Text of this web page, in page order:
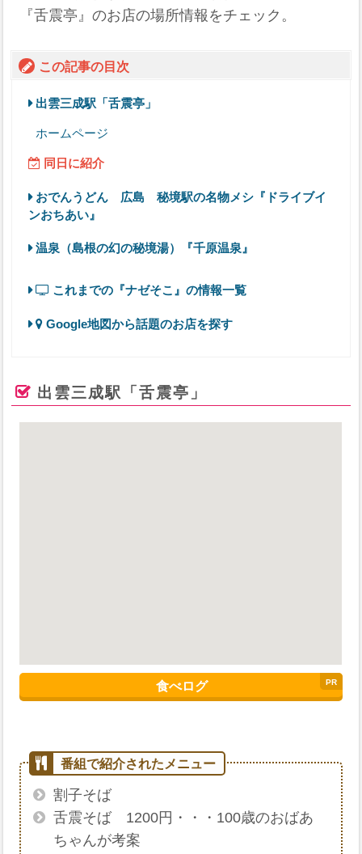
『舌震亭』のお店の場所情報をチェック。
この記事の目次
出雲三成駅「舌震亭」
ホームページ
同日に紹介
おでんうどん 広島 秘境駅の名物メシ『ドライブイ
ンおちあい』
温泉（島根の幻の秘境湯）『千原温泉』
これまでの『ナゼそこ』の情報一覧
Google地図から話題のお店を探す
出雲三成駅「舌震亭」
食べログ
割子そば
舌震そば 1200円・・・100歳のおばあ
ちゃんが考案